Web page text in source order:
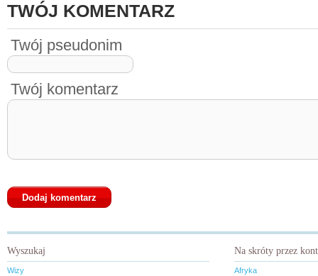
TWÓJ KOMENTARZ
Twój pseudonim
Twój komentarz
Wyszukaj
Wizy
Na skróty przez
Afryka